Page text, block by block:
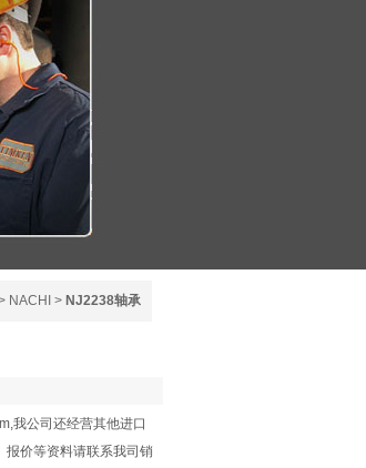
NACHI > NJ2238轴承
我公司还经营其他进口
价等资料请联系我司销